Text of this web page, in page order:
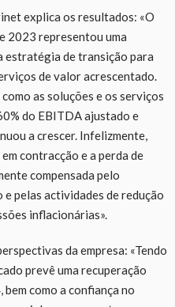
explica os resultados: «O
2023 representou uma
estratégia de transição para
de valor acrescentado.
as soluções e os serviços
do EBITDA ajustado e
a crescer. Infelizmente,
contracção e a perda de
compensada pelo
pelas actividades de redução
inflacionárias».
da empresa: «Tendo
prevê uma recuperação
como a confiança no